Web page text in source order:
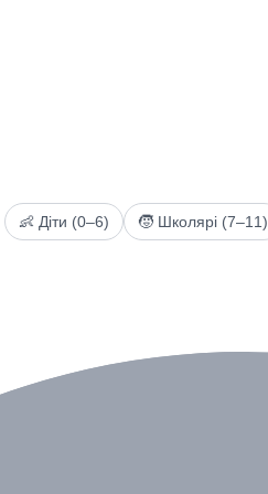
👶 Діти (0–6) 🧒 Школярі (7–11)